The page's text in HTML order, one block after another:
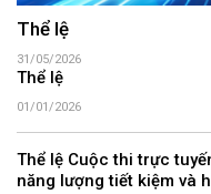
Thể lệ
31/05/2026
Thể lệ
01/01/2026
Thể lệ Cuộc thi trực
năng lượng tiết kiệm và